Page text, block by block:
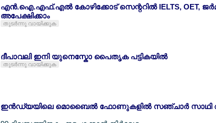
എന്‍.ഐ.എഫ്.എല്‍ കോഴിക്കോട് സെന്ററില്‍ IELTS, OET,
അപേക്ഷിക്കാം
തുടര്‍ന്നു വായിക്കുക
ദീപാവലി ഇനി യുനെസ്കോ പൈതൃക പട്ടികയില്‍
തുടര്‍ന്നു വായിക്കുക
ഇന്‍ഡ്യയിലെ മൊബൈല്‍ ഫോണുകളില്‍ സഞ്ചാര്‍ സാഥി